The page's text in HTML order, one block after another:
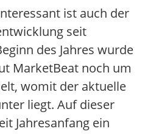
ist auch der
seit
des Jahres wurde
MarketBeat noch um
womit der aktuelle
liegt. Auf dieser
Jahresanfang ein